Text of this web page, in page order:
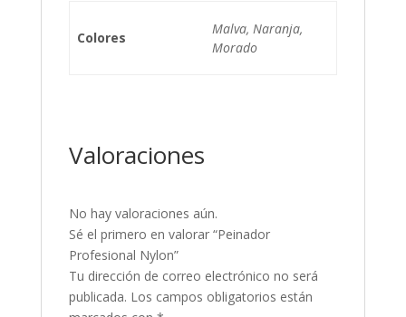
Colores
Malva, Naranja,
Morado
Valoraciones
No hay valoraciones aún.
Sé el primero en valorar “Peinador
Profesional Nylon”
Tu dirección de correo electrónico no será
publicada. Los campos obligatorios están